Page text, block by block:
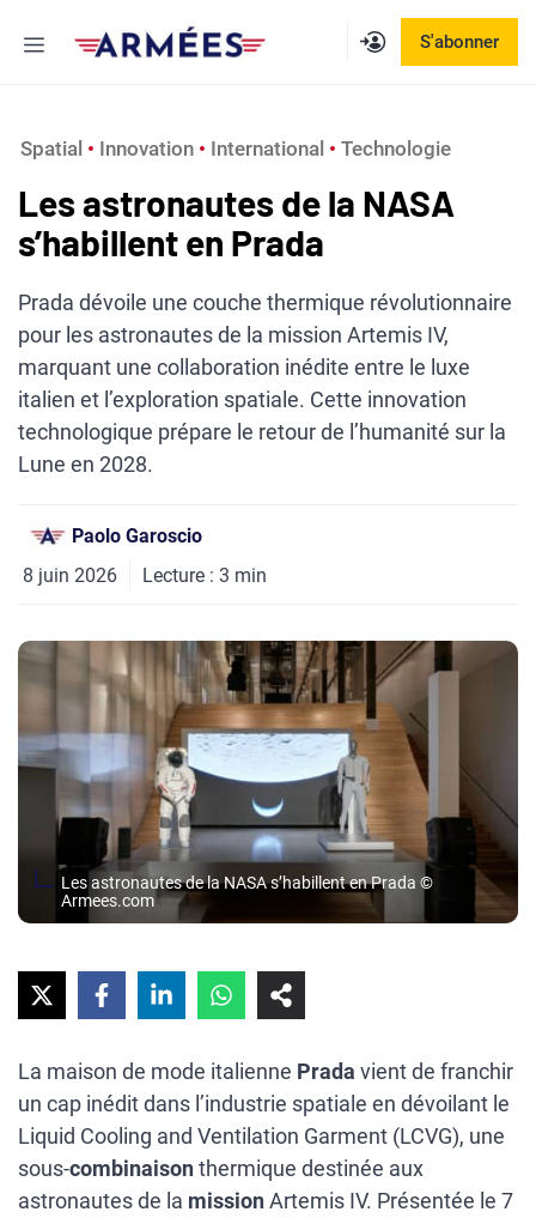
S'abonner
Menu
Spatial • Innovation • International • Technologie
Les astronautes de la NASA
s’habillent en Prada
Prada dévoile une couche thermique révolutionnaire
pour les astronautes de la mission Artemis IV,
marquant une collaboration inédite entre le luxe
italien et l’exploration spatiale. Cette innovation
technologique prépare le retour de l’humanité sur la
Lune en 2028.
Paolo Garoscio
8 juin 2026
Lecture : 3 min
Les astronautes de la NASA s’habillent en Prada ©
Armees.com
La maison de mode italienne Prada vient de franchir
un cap inédit dans l’industrie spatiale en dévoilant le
Liquid Cooling and Ventilation Garment (LCVG), une
sous-combinaisonthermique destinée aux
astronautes de la missionArtemis IV. Présentée le 7